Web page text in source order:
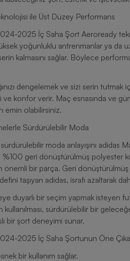
ile Üst Düzey Performans
2025 İç Saha Şort Aeroready
yoğunluklu antrenmanlar ya da
kalmasını sağlar. Böylece
dengelemek ve sizi serin
ve konfor verir. Maç esnasında ve
emin olabilirsiniz.
Sürdürülebilir Moda
sürdürülebilir moda anlayışını
geri dönüştürülmüş polyester
önemli bir parça. Geri dönüştürülmüş
taşıyan adidas, israfı azaltarak
duyarlı bir seçim yapmak isteyen
sürdürülebilir bir
bir şort deneyimi sunar.
2025 İç Saha Şortunun Öne
bir kullanım sağlar.